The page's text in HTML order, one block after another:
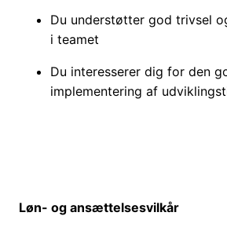
Du understøtter god trivsel
i teamet
Du interesserer dig for den
implementering af
Løn- og ansættelsesvilkår